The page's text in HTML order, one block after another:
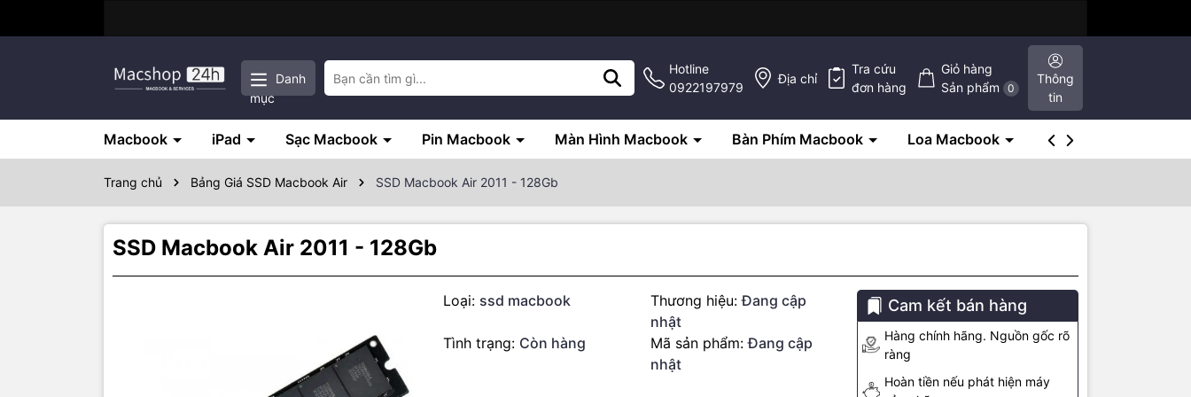
Danh
mục
Hotline
0922197979
Địa chỉ
Tra cứu
đơn hàng
Giỏ hàng
Sản phẩm
0
Thông
tin
Macbook iPad Sạc Macbook Pin Macbook Màn Hình Macbook Bàn Phím Macbook Loa Macbook SSD Macbook
Trang chủ Bảng Giá SSD Macbook Air SSD Macbook Air 2011 - 128Gb
SSD Macbook Air 2011 - 128Gb
Loại: ssd macbook Thương hiệu: Đang cập
nhật
Tình trạng: Còn hàng Mã sản phẩm: Đang cập
nhật
Cam kết bán hàng
Hàng chính hãng. Nguồn gốc rõ
ràng
Hoàn tiền nếu phát hiện máy
SSD Macbook chất lượng cao.
SSD
là ổ cứng thể rắn có tốc độ, chất lượng cao hơn so với HDD. cũng như thời hạn sử